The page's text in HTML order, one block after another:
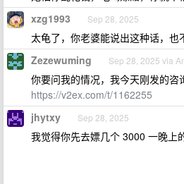
xzg1993 Sep 28, 2025
太龟了，你老婆能说出这种话，也
Zezewuming Sep 28, 2025 via
你要问我的情况，我今天刚发的咨
https://v2ex.com/t/1162255
jhytxy Sep 28, 2025
我觉得你先去嫖几个 3000 一晚上